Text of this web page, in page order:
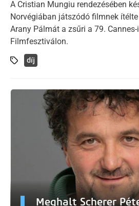
A Cristian Mungiu rendezésében
Norvégiában játszódó filmnek
Arany Pálmát a zsűri a 79.
Filmfesztiválon.
díj
Meghalt Scherer